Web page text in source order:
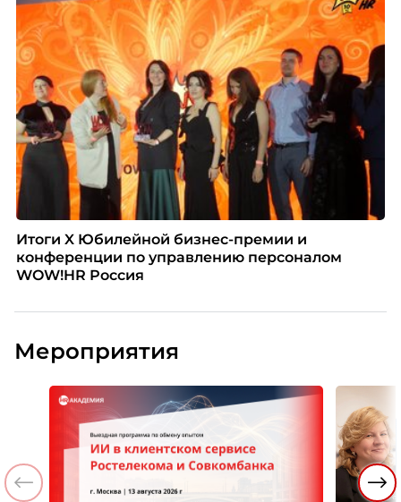
Итоги X Юбилейной бизнес-премии и
конференции по управлению персоналом
WOW!HR Россия
Мероприятия